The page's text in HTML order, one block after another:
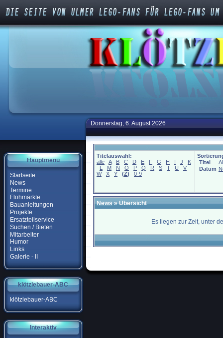
Hauptmenü
Startseite
News
Termine
Flohmärkte
Bauanleitungen
Projekte
Ersatzteilservice
Suchen / Bieten
Mitarbeiter
Humor
Links
Galerie - II
klötzlebauer-ABC
klötzlebauer-ABC
Interaktiv
Donnerstag, 6. August 2026
Titelauswahl:
alle
A B C D E F G H I J
K
L
M N O P Q R S T U
V
W
X Y (Z) 0-9
Titel
Datum
News» Übersicht
Es liegen zur Zeit, unter